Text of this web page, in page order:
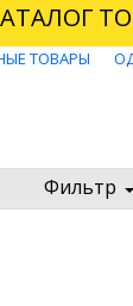
ТОВАРЫ
Фильтр